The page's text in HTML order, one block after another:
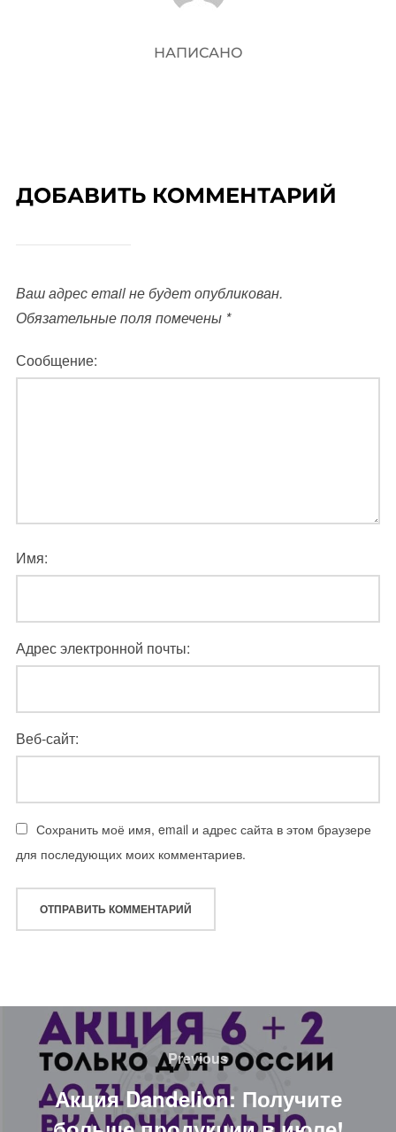
НАПИСАНО
ДОБАВИТЬ КОММЕНТАРИЙ
Ваш адрес email не будет опубликован.
Обязательные поля помечены *
Сообщение:
Имя:
Адрес электронной почты:
Веб-сайт:
Сохранить моё имя, email и адрес сайта в этом браузере
для последующих моих комментариев.
Навигация
записям
Previous
Previous
Акция Dandelion: Получите